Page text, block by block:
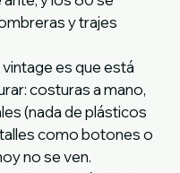
y trajes
es que está
costuras a mano,
(nada de plásticos
como botones o
no se ven.